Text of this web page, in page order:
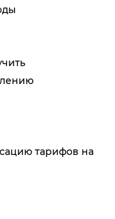
тарифов на